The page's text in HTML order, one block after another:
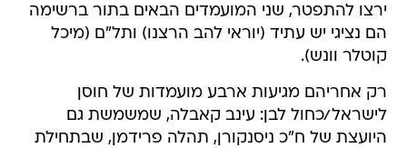
קוטלר וונש).
רק אחריהם מגיעות ארבע מועמדות של חוסן
היועצת של ח"כ ניסנקורן, תהלה פרידמן, שבתחילת
השבוע הודיעה כי היא עוזבת את יש עתיד לטובת
חוסן לישראל, הילה שי וזאן ויעל רון בן משה, גם הן